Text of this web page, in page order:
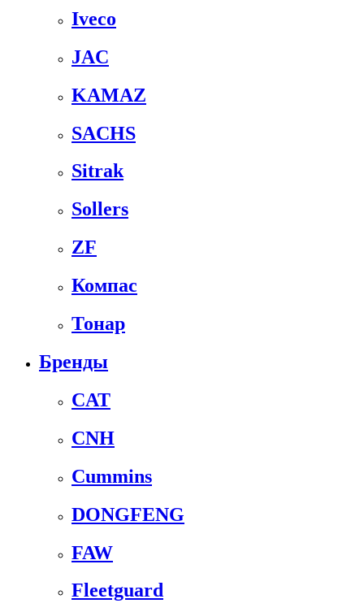
Iveco
JAC
KAMAZ
SACHS
Sitrak
Sollers
ZF
Компас
Тонар
Бренды
CAT
CNH
Cummins
DONGFENG
FAW
Fleetguard